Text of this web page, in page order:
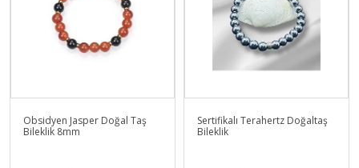
Obsidyen Jasper Doğal Taş
Bileklik 8mm
Sertifikalı Terahertz Doğaltaş
Bileklik